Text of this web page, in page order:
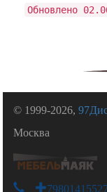
Обновлено
© 1999-2026,
Москва